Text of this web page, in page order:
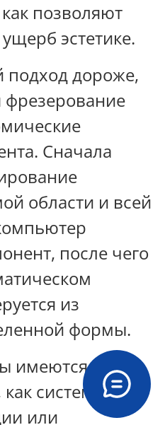
позволяют
эстетике.
дороже,
фрезерование
Сначала
области и всей
после чего
из
формы.
имеются
системы для
или